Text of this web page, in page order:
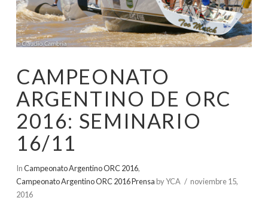
CAMPEONATO
ARGENTINO DE ORC
2016: SEMINARIO
16/11
InCampeonato Argentino ORC 2016,
Campeonato Argentino ORC 2016 Prensa by YCA
noviembre 15,
2016